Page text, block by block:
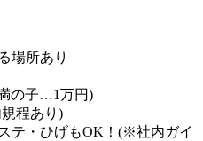
場所あり
の子…1万円)
程あり)
テ・ひげもOK！(※社内ガイ